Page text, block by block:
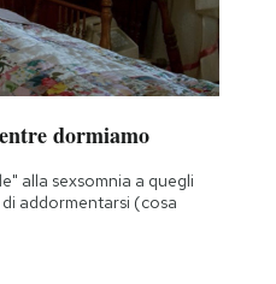
dormiamo
alla sexsomnia a quegli
addormentarsi (cosa